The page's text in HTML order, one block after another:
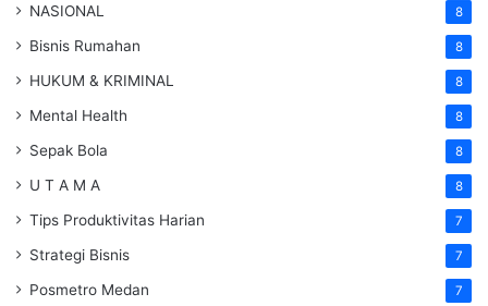
NASIONAL 8
Bisnis Rumahan 8
HUKUM & KRIMINAL 8
Mental Health 8
Sepak Bola 8
U T A M A 8
Tips Produktivitas Harian 7
Strategi Bisnis 7
Posmetro Medan 7